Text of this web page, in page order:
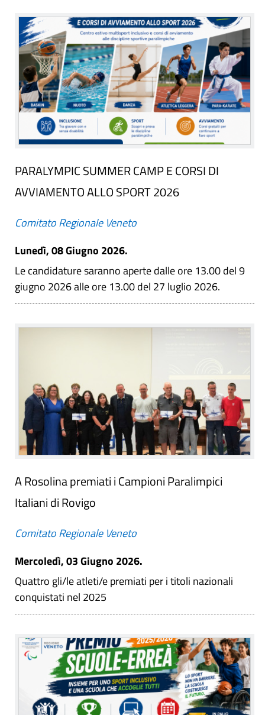
PARALYMPIC SUMMER CAMP E CORSI DI
AVVIAMENTO ALLO SPORT 2026
Comitato Regionale Veneto
Lunedì, 08 Giugno 2026.
Le candidature saranno aperte dalle ore 13.00 del 9
giugno 2026 alle ore 13.00 del 27 luglio 2026.
A Rosolina premiati i Campioni Paralimpici
Italiani di Rovigo
Comitato Regionale Veneto
Mercoledì, 03 Giugno 2026.
Quattro gli/le atleti/e premiati per i titoli nazionali
conquistati nel 2025